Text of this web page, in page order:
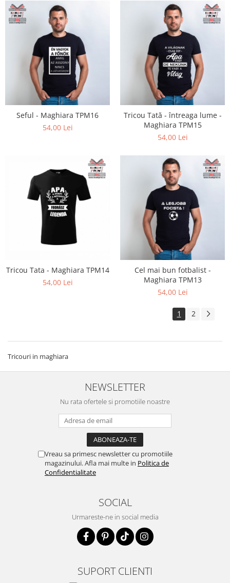
Seful - Maghiara TPM16
54,00 Lei
Tricou Tată - întreaga lume -
Maghiara TPM15
54,00 Lei
Tricou Tata - Maghiara TPM14
54,00 Lei
Cel mai bun fotbalist -
Maghiara TPM13
54,00 Lei
1 2
Tricouri in maghiara
NEWSLETTER
Nu rata ofertele si promotiile noastre
Vreau sa primesc newsletter cu promotiile
magazinului. Afla mai multe in Politica de
Confidentialitate
SOCIAL
Urmareste-ne in social media
SUPORT CLIENTI